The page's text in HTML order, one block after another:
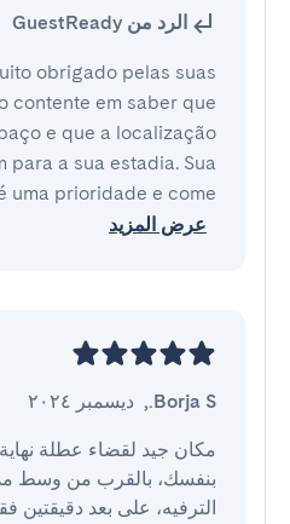
الرد من GuestReady
obrigado pelas suas
contente em saber que
e que a localização
para a sua estadia. Sua
uma prioridade e come
عرض المزيد
Borja S.
, ديسمبر ٢٠٢٤
الترفيه، على بعد دقيقتين